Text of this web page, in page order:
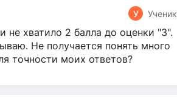
У Ученик
не хватило 2 балла до оценки "3".
Не получается понять много
точности моих ответов?